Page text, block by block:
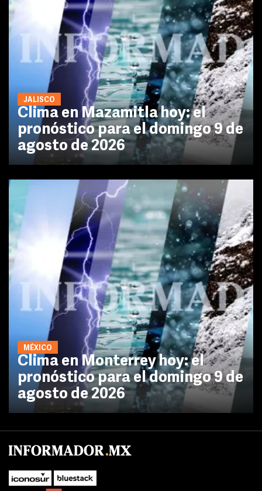
JALISCO
Clima en Mazamitla hoy: el
pronóstico para el domingo 9 de
agosto de 2026
MÉXICO
Clima en Monterrey hoy: el
pronóstico para el domingo 9 de
agosto de 2026